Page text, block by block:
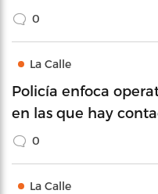
0
La Calle
Policía enfoca
en las que hay
0
La Calle